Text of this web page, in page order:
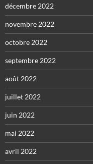
décembre 2022
novembre 2022
octobre 2022
septembre 2022
août 2022
juillet 2022
juin 2022
mai 2022
avril 2022